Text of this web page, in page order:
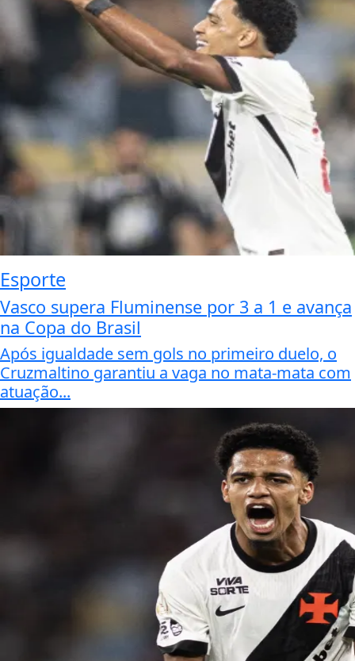
Esporte
Vasco supera Fluminense por 3 a 1 e avança
na Copa do Brasil
Após igualdade sem gols no primeiro duelo, o
Cruzmaltino garantiu a vaga no mata-mata com
atuação...